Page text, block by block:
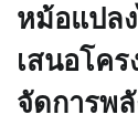
หม้อแปล
เสนอโคร
จัดการพ